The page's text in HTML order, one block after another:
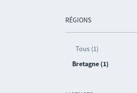
RÉGIONS
Tous (1)
Bretagne (1)